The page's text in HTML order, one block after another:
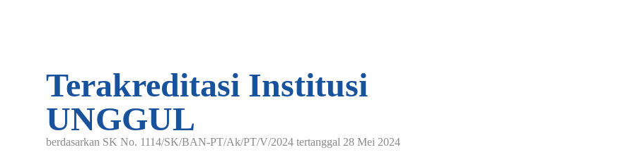
Terakreditasi Institusi
UNGGUL
berdasarkan SK No. 1114/SK/BAN-PT/Ak/PT/V/2024 tertanggal 28 Mei 2024